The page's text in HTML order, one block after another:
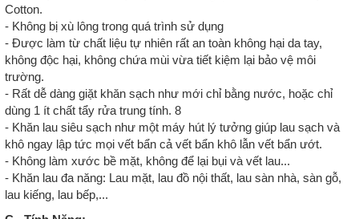
Cotton.
- Không bị xù lông trong quá trình sử dụng
- Được làm từ chất liệu tự nhiên rất an toàn không hại da tay,
không độc hại, không chứa mùi vừa tiết kiệm lại bảo vệ môi
trường.
- Rất dễ dàng giặt khăn sạch như mới chỉ bằng nước, hoặc chỉ
dùng 1 ít chất tẩy rửa trung tính. 8
- Khăn lau siêu sạch như một máy hút lý tưởng giúp lau sạch và
khô ngay lập tức mọi vết bẩn cả vết bẩn khô lẫn vết bẩn ướt.
- Không làm xước bề mặt, không để lại bụi và vết lau...
- Khăn lau đa năng: Lau mặt, lau đồ nội thất, lau sàn nhà, sàn gỗ,
lau kiếng, lau bếp,...